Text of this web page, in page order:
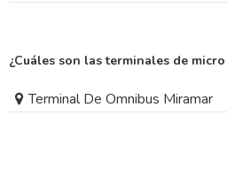
¿Cuáles son las terminales de
Terminal De Omnibus Miramar